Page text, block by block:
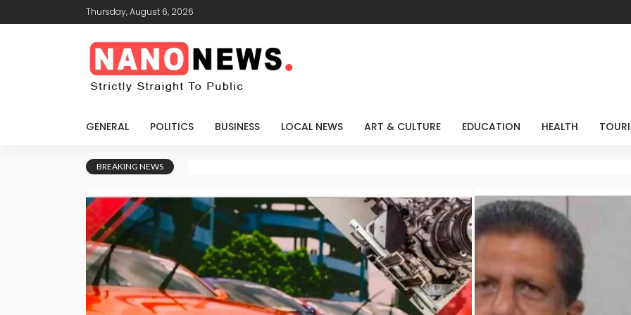
Thursday, August 6, 2026
GENERAL POLITICS BUSINESS LOCAL NEWS ART & CULTURE EDUCATION HEALTH
BREAKING NEWS